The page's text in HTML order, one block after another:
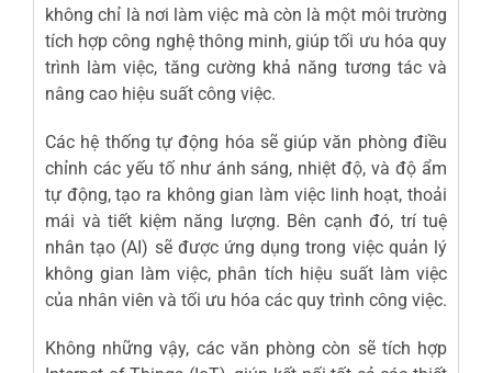
không chỉ là nơi làm việc mà còn là một môi trường
tích hợp công nghệ thông minh, giúp tối ưu hóa quy
trình làm việc, tăng cường khả năng tương tác và
nâng cao hiệu suất công việc.
Các hệ thống tự động hóa sẽ giúp văn phòng điều
chỉnh các yếu tố như ánh sáng, nhiệt độ, và độ ẩm
tự động, tạo ra không gian làm việc linh hoạt, thoải
mái và tiết kiệm năng lượng. Bên cạnh đó, trí tuệ
nhân tạo (AI) sẽ được ứng dụng trong việc quản lý
không gian làm việc, phân tích hiệu suất làm việc
của nhân viên và tối ưu hóa các quy trình công việc.
Không những vậy, các văn phòng còn sẽ tích hợp